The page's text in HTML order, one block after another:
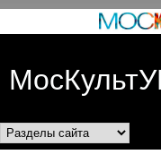
Разделы сайта